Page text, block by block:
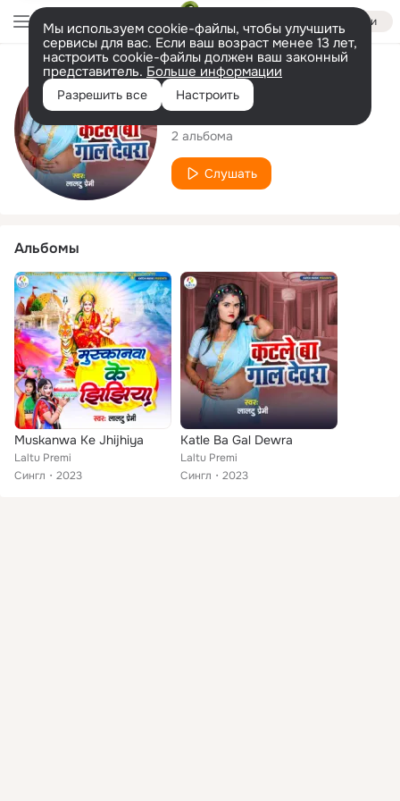
Войти
Мы используем cookie-файлы, чтобы улучшить
сервисы для вас. Если ваш возраст менее 13 лет,
настроить cookie-файлы должен ваш законный
представитель. Больше информации
Разрешить все Настроить
Исполнитель
Laltu Premi
2 альбома
Слушать
Альбомы
Muskanwa Ke Jhijhiya
Laltu Premi
Сингл
2023
Katle Ba Gal Dewra
Laltu Premi
Сингл
2023